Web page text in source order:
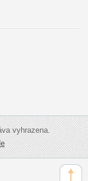
vyhrazena.